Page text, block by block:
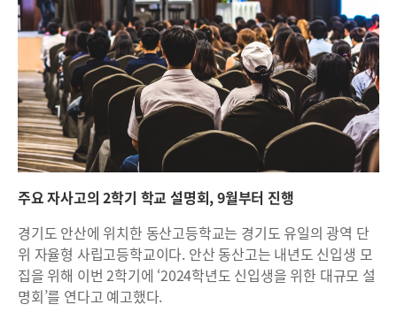
주요 자사고의 2학기 학교 설명회, 9월부터 진행
경기도 안산에 위치한 동산고등학교는 경기도 유일의 광역 단
위 자율형 사립고등학교이다. 안산 동산고는 내년도 신입생 모
집을 위해 이번 2학기에 ‘2024학년도 신입생을 위한 대규모 설
명회’를 연다고 예고했다.